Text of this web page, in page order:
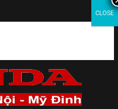
CLOSE